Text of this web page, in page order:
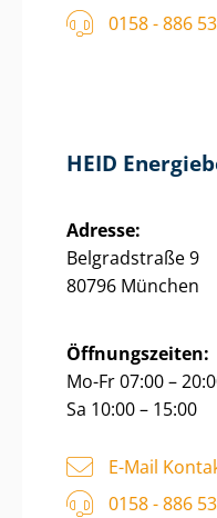
0158 - 886
HEID
Adresse:
Belgradstraße 9
80796 München
Öffnungszeiten:
Mo-Fr 07:00 –
Sa 10:00 – 15:00
E-Mail
0158 - 886